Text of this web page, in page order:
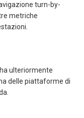
turn-by-
metriche
ulteriormente
delle piattaforme di